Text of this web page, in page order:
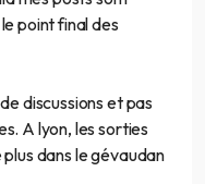
point final des
discussions et pas
A lyon, les sorties
dans le gévaudan